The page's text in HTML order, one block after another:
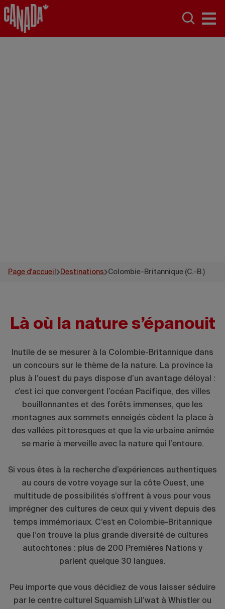
Page d'accueil Destinations Colombie-Britannique (C.-B.)
Là où la nature s’épanouit
Inutile de se mesurer à la Colombie-Britannique dans
un concours sur le thème de la nature. La province la
plus à l’ouest du pays dispose d’un avantage déloyal :
c’est ici que convergent l’océan Pacifique, des villes
bouillonnantes et des forêts immenses, que les
montagnes aux sommets enneigés cèdent la place à
des vallées pittoresques et que la vie urbaine animée
se marie à merveille avec la nature qui l’entoure.
Si vous êtes à la recherche d’expériences authentiques
au cours de votre voyage sur la côte Ouest, une
multitude de possibilités s’offrent à vous pour vous
imprégner des cultures de ceux qui y vivent depuis des
temps immémoriaux. C’est en Colombie-Britannique
que l’on trouve la plus grande diversité de cultures
autochtones : plus de 200 Premières Nations y
parlent quelque 30 langues.
Peu importe que vous décidiez de vous laisser séduire
par le centre culturel Squamish Lil’wat à Whistler ou